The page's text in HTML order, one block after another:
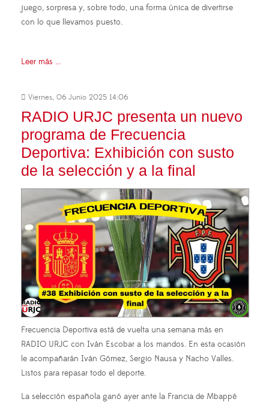
juego, sorpresa y, sobre todo, una forma única de divertirse
con lo que llevamos puesto.
Leer más ...
Viernes, 06 Junio 2025 14:06
RADIO URJC presenta un nuevo
programa de Frecuencia
Deportiva: Exhibición con susto
de la selección y a la final
Frecuencia Deportiva está de vuelta una semana más en
RADIO URJC con Iván Escobar a los mandos. En esta ocasión
le acompañarán Iván Gómez, Sergio Nausa y Nacho Valles.
Listos para repasar todo el deporte.
La selección española ganó ayer ante la Francia de Mbappé